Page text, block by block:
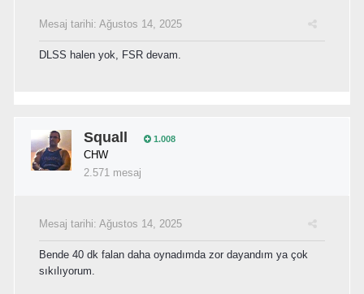
Mesaj tarihi: Ağustos 14, 2025
DLSS halen yok, FSR devam.
Squall 1.008
CHW
2.571 mesaj
Mesaj tarihi: Ağustos 14, 2025
Bende 40 dk falan daha oynadımda zor dayandım ya çok
sıkılıyorum.